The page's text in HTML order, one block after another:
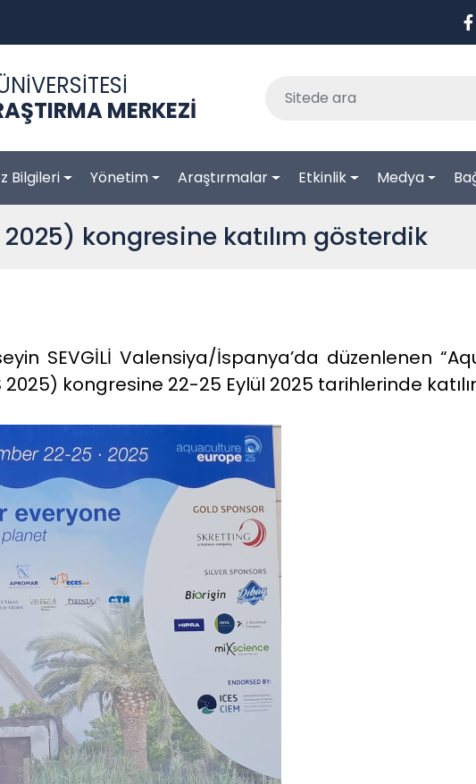
MERKEZİ
Bilgileri Yönetim Araştırmalar Etkinlik Medya
kongresine katılım gösterdik
SEVGİLİ Valensiya/İspanya’da düzenlenen
kongresine 22-25 Eylül 2025 tarihlerinde